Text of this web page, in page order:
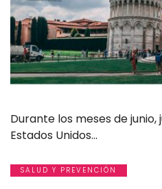
Durante los meses de junio,
Estados Unidos…
SALUD Y PREVENCIÓN